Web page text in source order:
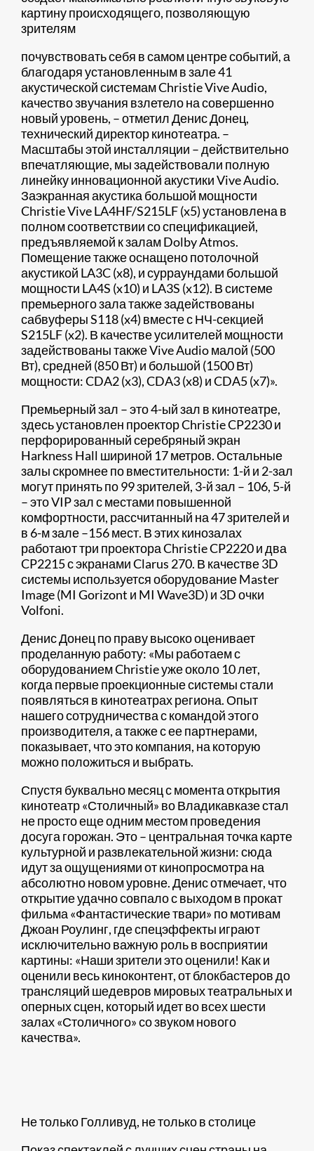
картину происходящего, позволяющую
зрителям
почувствовать себя в самом центре событий, а
благодаря установленным в зале 41
акустической системам Christie Vive Audio,
качество звучания взлетело на совершенно
новый уровень, – отметил Денис Донец,
технический директор кинотеатра. –
Масштабы этой инсталляции – действительно
впечатляющие, мы задействовали полную
линейку инновационной акустики Vive Audio.
Заэкранная акустика большой мощности
Christie Vive LA4HF/S215LF (x5) установлена в
полном соответствии со спецификацией,
предъявляемой к залам Dolby Atmos.
Помещение также оснащено потолочной
акустикой LA3C (x8), и сурраундами большой
мощности LA4S (x10) и LA3S (x12). В системе
премьерного зала также задействованы
сабвуферы S118 (x4) вместе с НЧ-секцией
S215LF (x2). В качестве усилителей мощности
задействованы также Vive Audio малой (500
Вт), средней (850 Вт) и большой (1500 Вт)
мощности: CDA2 (x3), CDA3 (x8) и CDA5 (x7)».
Премьерный зал – это 4-ый зал в кинотеатре,
здесь установлен проектор Christie CP2230 и
перфорированный серебряный экран
Harkness Hall шириной 17 метров. Остальные
залы скромнее по вместительности: 1-й и 2-зал
могут принять по 99 зрителей, 3-й зал – 106, 5-й
– это VIP зал с местами повышенной
комфортности, рассчитанный на 47 зрителей и
в 6-м зале –156 мест. В этих кинозалах
работают три проектора Christie CP2220 и два
CP2215 с экранами Clarus 270. В качестве 3D
системы используется оборудование Master
Image (MI Gorizont и MI Wave3D) и 3D очки
Volfoni.
Денис Донец по праву высоко оценивает
проделанную работу: «Мы работаем с
оборудованием Christie уже около 10 лет,
когда первые проекционные системы стали
появляться в кинотеатрах региона. Опыт
нашего сотрудничества с командой этого
производителя, а также с ее партнерами,
показывает, что это компания, на которую
можно положиться и выбрать.
Спустя буквально месяц с момента открытия
кинотеатр «Столичный» во Владикавказе стал
не просто еще одним местом проведения
досуга горожан. Это – центральная точка карте
культурной и развлекательной жизни: сюда
идут за ощущениями от кинопросмотра на
абсолютно новом уровне. Денис отмечает, что
открытие удачно совпало с выходом в прокат
фильма «Фантастические твари» по мотивам
Джоан Роулинг, где спецэффекты играют
исключительно важную роль в восприятии
картины: «Наши зрители это оценили! Как и
оценили весь киноконтент, от блокбастеров до
трансляций шедевров мировых театральных и
оперных сцен, который идет во всех шести
залах «Столичного» со звуком нового
качества».
Не только Голливуд, не только в столице